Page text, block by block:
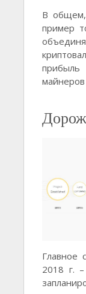
В
пример
Главное
2018 г.